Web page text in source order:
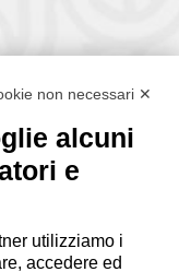
non necessari ✕
alcuni
e
utilizziamo i
accedere ed